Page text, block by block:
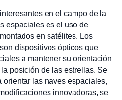
en el campo de la
espaciales es el uso de
en satélites. Los
dispositivos ópticos que
a mantener su orientación
posición de las estrellas. Se
orientar las naves espaciales,
innovadoras, se